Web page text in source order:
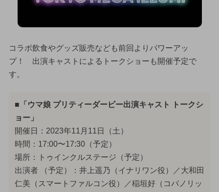
コラボ飲食やグッズ販売なども前回よりパワーアッ
プ！ 出演キャストによるトークショーも開催予定で
す。
■「ウマ娘 プリティーダービー出演キャスト トークシ
ョー」
開催日：2023年11月11日（土）
時間：17:00〜17:30（予定）
場所：トゥインクルステージ（予定）
出演者 （予定）：井上遥乃（イナリワン役）／大和田
仁美（スマートファルコン役）／稲垣好（コパノリッ